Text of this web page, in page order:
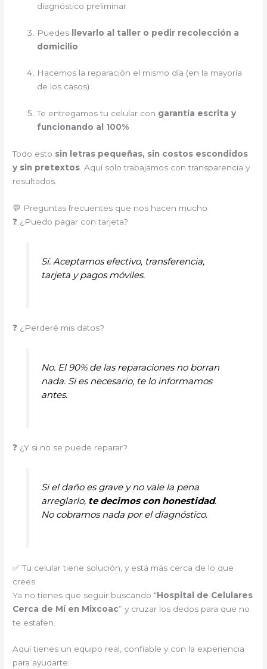
diagnóstico preliminar
Puedes llevarlo al taller o pedir recolección a
domicilio
Hacemos la reparación el mismo día (en la mayoría
de los casos)
Te entregamos tu celular con garantía escrita y
funcionando al 100%
Todo esto sin letras pequeñas, sin costos escondidos
y sin pretextos . Aquí solo trabajamos con transparencia y
resultados.
💬 Preguntas frecuentes que nos hacen mucho
❓ ¿Puedo pagar con tarjeta?
Sí. Aceptamos efectivo, transferencia,
tarjeta y pagos móviles.
❓ ¿Perderé mis datos?
No. El 90% de las reparaciones no borran
nada. Si es necesario, te lo informamos
antes.
❓ ¿Y si no se puede reparar?
Si el daño es grave y no vale la pena
arreglarlo, te decimos con honestidad.
No cobramos nada por el diagnóstico.
✅ Tu celular tiene solución, y está más cerca de lo que
crees
Ya no tienes que seguir buscando “Hospital de Celulares
Cerca de Mí en Mixcoac” y cruzar los dedos para que no
te estafen.
Aquí tienes un equipo real, confiable y con la experiencia
para ayudarte: